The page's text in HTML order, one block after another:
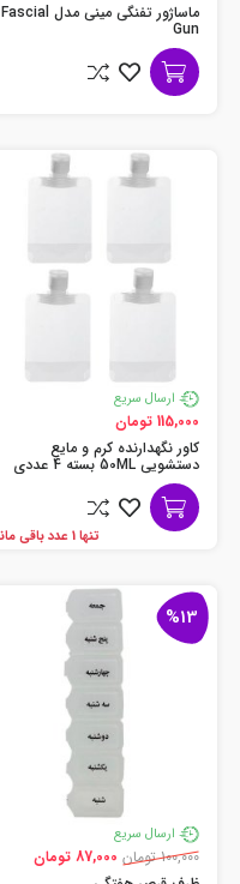
ماساژور تفنگی مینی مدل Fascial
Gun
ارسال سریع
115,000 تومان
کاور نگهدارنده کرم و مایع
دستشویی 50ML بسته 4 عددی
تنها 1 عدد باقی مانده
%13
ارسال سریع
100,000 تومان
87,000 تومان